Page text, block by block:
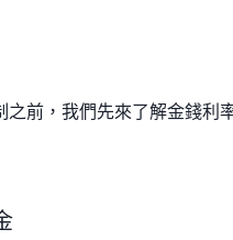
之前，我們先來了解金錢利